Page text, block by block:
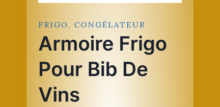
FRIGO, CONGÉLATEUR
Armoire Frigo
Pour Bib De
Vins